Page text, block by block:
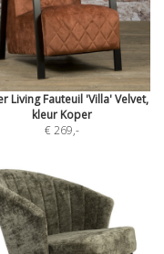
Living Fauteuil 'Villa' Velvet,
kleur Koper
€ 269,-